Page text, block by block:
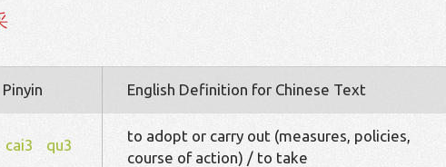
Pinyin English Definition for Chinese Text
cai3 qu3
to adopt or carry out (measures, policies,
course of action) / to take